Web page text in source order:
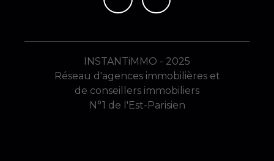
INSTANTiMMO - 2025
Réseau d'agences immobilières et
de conseillers immobiliers
N°1 de l'Est-Parisien